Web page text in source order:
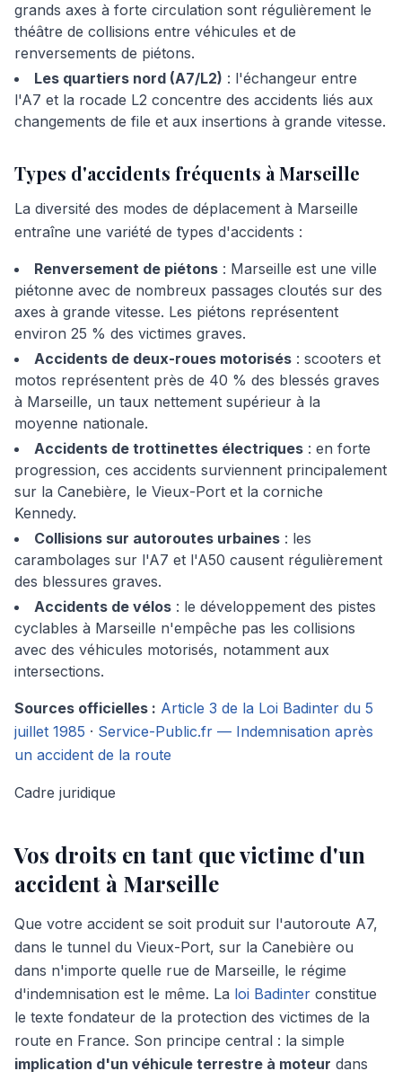
grands axes à forte circulation sont régulièrement le
théâtre de collisions entre véhicules et de
renversements de piétons.
Les quartiers nord (A7/L2) : l'échangeur entre
l'A7 et la rocade L2 concentre des accidents liés aux
changements de file et aux insertions à grande vitesse.
Types d'accidents fréquents à Marseille
La diversité des modes de déplacement à Marseille
entraîne une variété de types d'accidents :
Renversement de piétons : Marseille est une ville
piétonne avec de nombreux passages cloutés sur des
axes à grande vitesse. Les piétons représentent
environ 25 % des victimes graves.
Accidents de deux-roues motorisés : scooters et
motos représentent près de 40 % des blessés graves
à Marseille, un taux nettement supérieur à la
moyenne nationale.
Accidents de trottinettes électriques : en forte
progression, ces accidents surviennent principalement
sur la Canebière, le Vieux-Port et la corniche
Kennedy.
Collisions sur autoroutes urbaines : les
carambolages sur l'A7 et l'A50 causent régulièrement
des blessures graves.
Accidents de vélos : le développement des pistes
cyclables à Marseille n'empêche pas les collisions
avec des véhicules motorisés, notamment aux
intersections.
Sources officielles : Article 3 de la Loi Badinter du 5
juillet 1985 · Service-Public.fr — Indemnisation après
un accident de la route
Cadre juridique
Vos droits en tant que victime d'un
accident à Marseille
Que votre accident se soit produit sur l'autoroute A7,
dans le tunnel du Vieux-Port, sur la Canebière ou
dans n'importe quelle rue de Marseille, le régime
d'indemnisation est le même. La loi Badinter constitue
le texte fondateur de la protection des victimes de la
route en France. Son principe central : la simple
implication d'un véhicule terrestre à moteur dans